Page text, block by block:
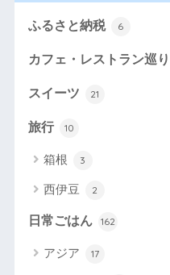
ふるさと納税 6
カフェ・レストラン巡り
スイーツ 21
旅行 10
箱根 3
西伊豆 2
日常ごはん 162
アジア 17